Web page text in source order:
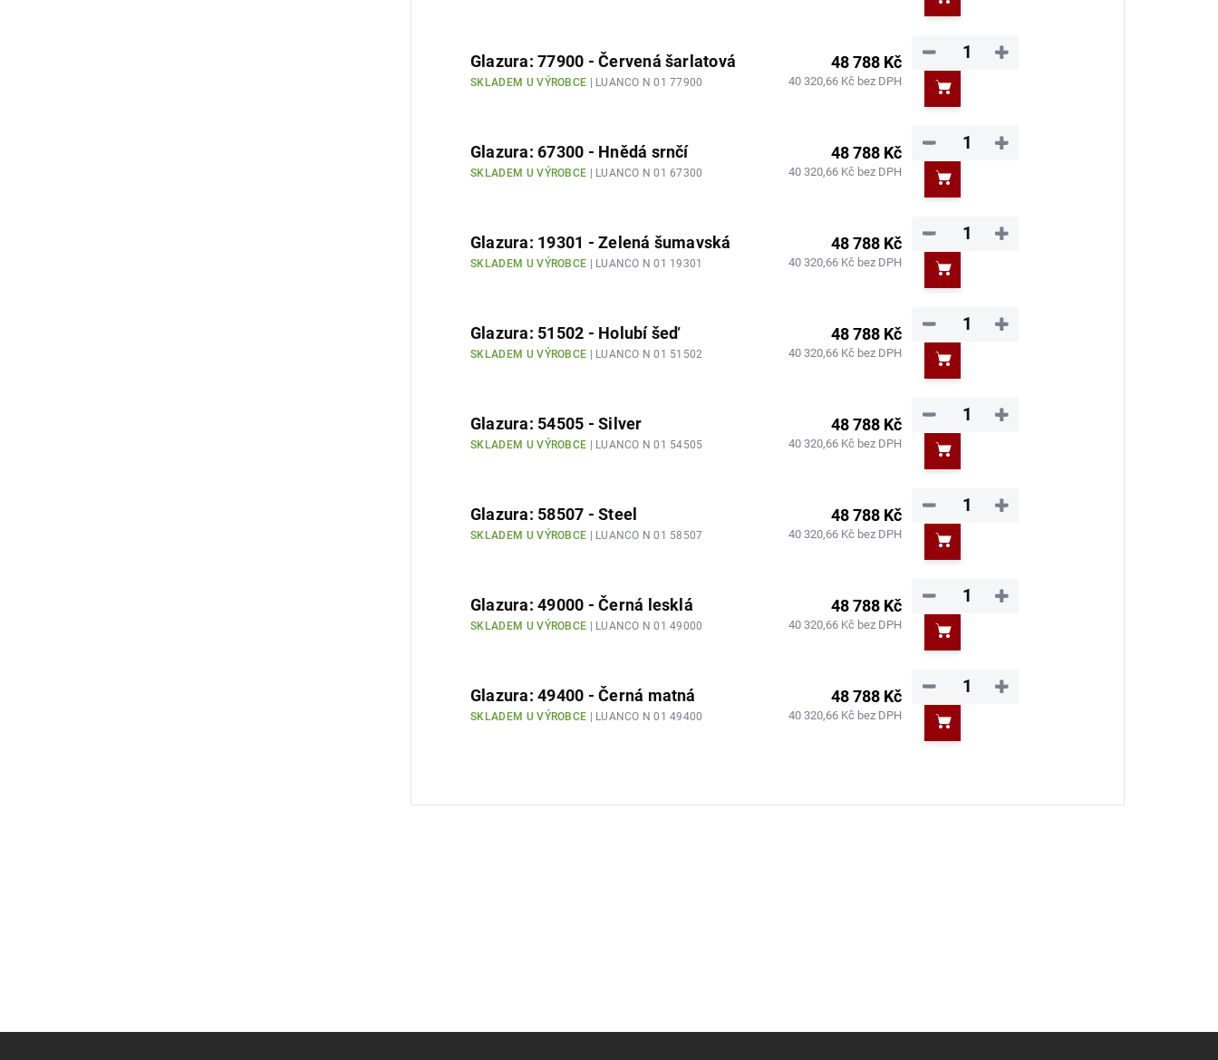
Do košíku
Glazura: 77900 - Červená šarlatová
SKLADEM U VÝROBCE | LUANCO N 01 77900
48 788 Kč
40 320,66 Kč bez DPH
+
−
Do košíku
Glazura: 67300 - Hnědá srnčí
SKLADEM U VÝROBCE | LUANCO N 01 67300
48 788 Kč
40 320,66 Kč bez DPH
+
−
Do košíku
Glazura: 19301 - Zelená šumavská
SKLADEM U VÝROBCE | LUANCO N 01 19301
48 788 Kč
40 320,66 Kč bez DPH
+
−
Do košíku
Glazura: 51502 - Holubí šeď
SKLADEM U VÝROBCE | LUANCO N 01 51502
48 788 Kč
40 320,66 Kč bez DPH
+
−
Do košíku
Glazura: 54505 - Silver
SKLADEM U VÝROBCE | LUANCO N 01 54505
48 788 Kč
40 320,66 Kč bez DPH
+
−
Do košíku
Glazura: 58507 - Steel
SKLADEM U VÝROBCE | LUANCO N 01 58507
48 788 Kč
40 320,66 Kč bez DPH
+
−
Do košíku
Glazura: 49000 - Černá lesklá
SKLADEM U VÝROBCE | LUANCO N 01 49000
48 788 Kč
40 320,66 Kč bez DPH
+
−
Do košíku
Glazura: 49400 - Černá matná
SKLADEM U VÝROBCE | LUANCO N 01 49400
48 788 Kč
40 320,66 Kč bez DPH
+
−
Do košíku